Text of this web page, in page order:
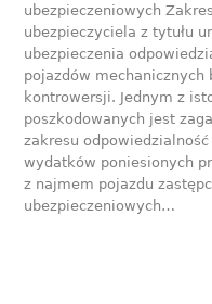
ubezpieczeniowych
ubezpieczyciela z tytułu
ubezpieczenia
pojazdów mechanicznych
kontrowersji. Jednym z
poszkodowanych jest
zakresu
wydatków poniesionych
z najmem pojazdu
ubezpieczeniowych…